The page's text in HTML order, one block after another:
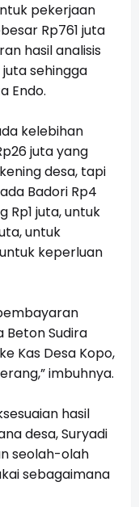
pekerjaan
Rp761 juta
hasil analisis
sehingga
Endo.
kelebihan
juta yang
desa, tapi
Badori Rp4
Rp1 juta, untuk
untuk
keperluan
Beton Sudira
Kas Desa Kopo,
imbuhnya.
hasil
desa, Suryadi
seolah-olah
sebagaimana